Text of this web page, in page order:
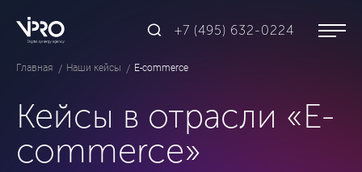
+7 (495) 632-0224
Главная Наши кейсы E-commerce
Кейсы в отрасли «E-
commerce»